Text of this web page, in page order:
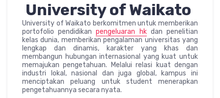
University of Waikato
University of Waikato berkomitmen untuk memberikan
portofolio pendidikanpengeluaran hkdan penelitian
kelas dunia, memberikan pengalaman universitas yang
lengkap dan dinamis, karakter yang khas dan
membangun hubungan internasional yang kuat untuk
memajukan pengetahuan. Melalui relasi kuat dengan
industri lokal, nasional dan juga global, kampus ini
menciptakan peluang untuk student menerapkan
pengetahuannya secara nyata.